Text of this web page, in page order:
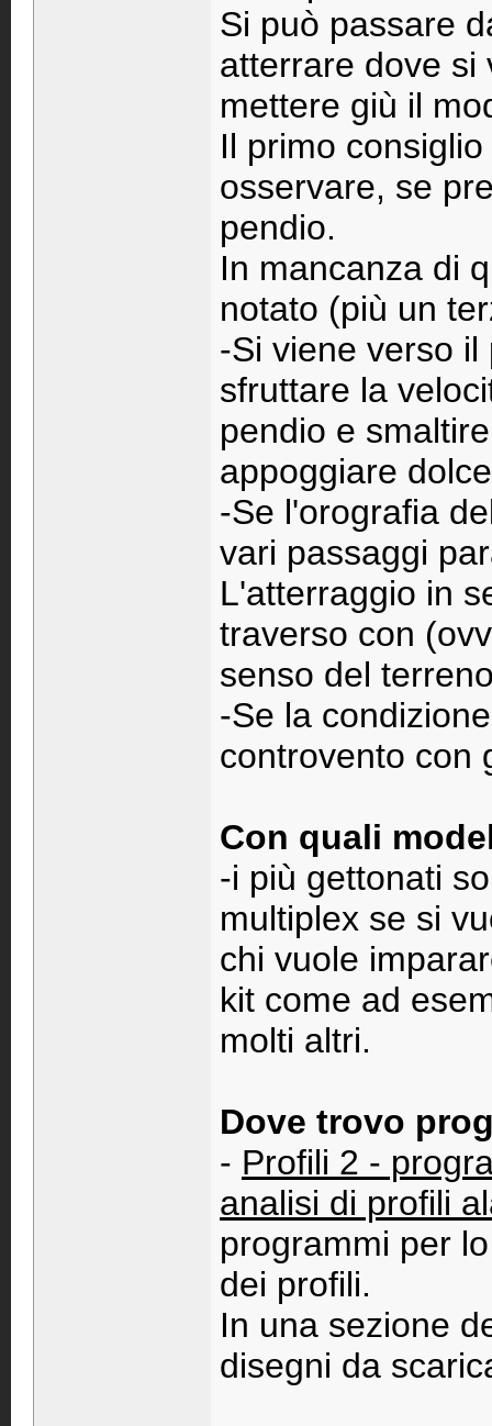
Si può passare
atterrare dove si
mettere giù il
Il primo
osservare, se
pendio.
In mancanza di
notato (più un
-Si viene verso
sfruttare la
pendio e
appoggiare
-Se l'orografia
vari passaggi
L'atterraggio in
traverso con
senso del
-Se la
controvento con
Con quali
-i più gettonati
multiplex se si
chi vuole
kit come ad
molti altri.
Dove trovo
- Profili 2 -
analisi di profili
programmi per
dei profili.
In una sezione
disegni da